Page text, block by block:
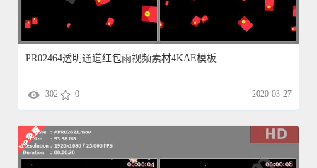
PR02464透明通道红包雨视频素材4KAE模板
302 0 2020-03-27